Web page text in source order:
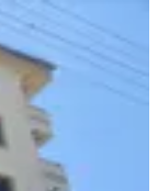
1+1 Daire